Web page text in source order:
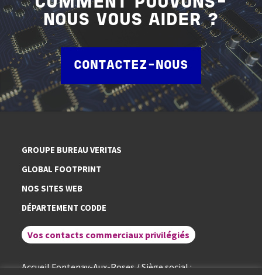
COMMENT POUVONS-
NOUS VOUS AIDER ?
CONTACTEZ-NOUS
GROUPE BUREAU VERITAS
GLOBAL FOOTPRINT
NOS SITES WEB
DÉPARTEMENT CODDE
Vos contacts commerciaux privilégiés
Accueil Fontenay-Aux-Roses / Siège social :